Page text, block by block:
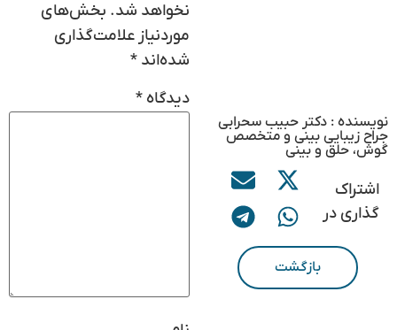
نویسنده : دکتر حبیب سحرابی
جراح زیبایی بینی و متخصص
گوش، حلق و بینی
اشتراک
گذاری در
بازگشت
نخواهد شد. بخش‌های
موردنیاز علامت‌گذاری
شده‌اند *
دیدگاه *